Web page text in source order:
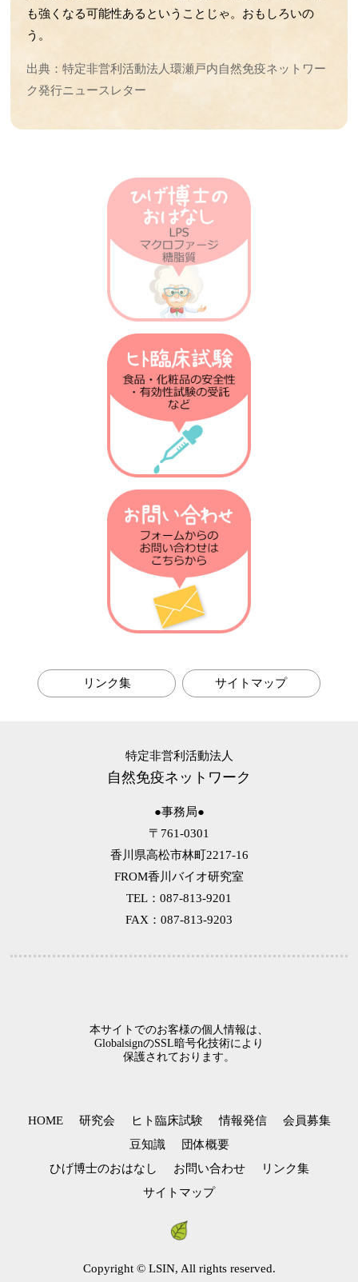
第30回 食事と抗菌作用の話
第29回 抗生物質の話
第27回 高血圧の話
第25回 受精卵の話
第23回 神経細胞の話
第22回 アルツハイマーの話
第20回 がん免疫の話
第17回 ノーベル賞の話
第16回 放射線の話
第15回 肝臓の話
第14回 火傷の話
第13回 抗菌物質の話
第11回 腸の話
第10回 骨粗しょう症の話
第9回 テロメアの話
第8回 免疫進化の話
第6回 耐性菌の話
第5回 マクロファージの話
第4回 メタボの話
第1回 自然免疫の話
も強くなる可能性あるということじゃ。おもしろいの
う。
出典：特定非営利活動法人環瀬戸内自然免疫ネットワー
ク発行ニュースレター
リンク集 サイトマップ
特定非営利活動法人
自然免疫ネットワーク
●事務局●
〒761-0301
香川県高松市林町2217-16
FROM香川バイオ研究室
TEL：087-813-9201
FAX：087-813-9203
本サイトでのお客様の個人情報は、
GlobalsignのSSL暗号化技術により
保護されております。
HOME 研究会 ヒト臨床試験 情報発信
会員募集
豆知識
団体概要
ひげ博士のおはなし
お問い合わせ
リンク集
サイトマップ
Copyright © LSIN, All rights reserved.